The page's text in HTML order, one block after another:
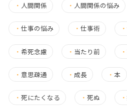
・ 人間関係 ・ 人間関係の悩み
・ 仕事の悩み ・仕事術 ・
・ 希死念慮 ・ 当たり前 ・
・ 意思疎通 ・ 成長 ・本
・ 死にたくなる ・死ぬ ・